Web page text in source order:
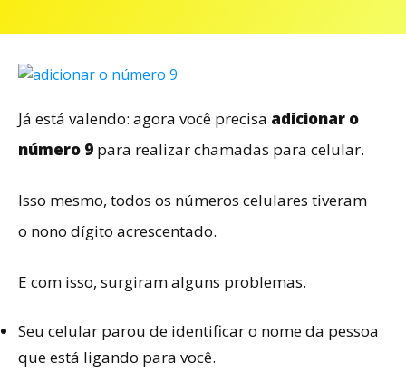
Já está valendo: agora você precisa adicionar o
número 9 para realizar chamadas para celular.
Isso mesmo, todos os números celulares tiveram
o nono dígito acrescentado.
E com isso, surgiram alguns problemas.
Seu celular parou de identificar o nome da pessoa
que está ligando para você.